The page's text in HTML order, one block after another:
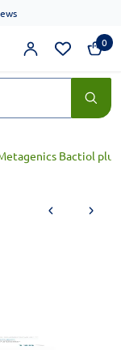
van de
0
Bactiol